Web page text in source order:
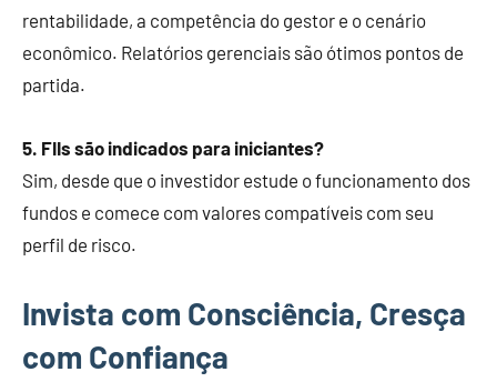
rentabilidade, a competência do gestor e o cenário
econômico. Relatórios gerenciais são ótimos pontos de
partida.
5. FIIs são indicados para iniciantes?
Sim, desde que o investidor estude o funcionamento dos
fundos e comece com valores compatíveis com seu
perfil de risco.
Invista com Consciência, Cresça
com Confiança